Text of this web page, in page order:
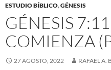
ESTUDIO BÍBLICO,GÉNESIS
GÉNESIS
COMIENZA
27 AGOSTO, 2022 RAFAEL A.